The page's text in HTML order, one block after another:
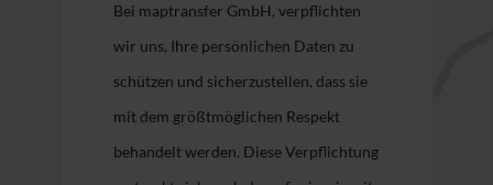
Bei maptransfer GmbH, verpflichten
wir uns, Ihre persönlichen Daten zu
schützen und sicherzustellen, dass sie
mit dem größtmöglichen Respekt
behandelt werden. Diese Verpflichtung